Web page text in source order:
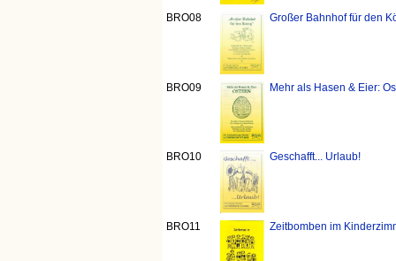
BRO08 Großer Bahnhof für den
BRO09 Mehr als Hasen & Eier:
BRO10 Geschafft... Urlaub!
BRO11 Zeitbomben im